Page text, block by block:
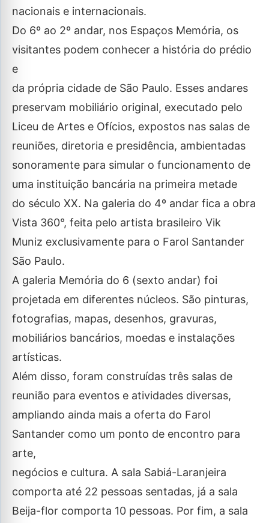
nacionais e internacionais.
Do 6º ao 2º andar, nos Espaços Memória, os
visitantes podem conhecer a história do prédio
e
da própria cidade de São Paulo. Esses andares
preservam mobiliário original, executado pelo
Liceu de Artes e Ofícios, expostos nas salas de
reuniões, diretoria e presidência, ambientadas
sonoramente para simular o funcionamento de
uma instituição bancária na primeira metade
do século XX. Na galeria do 4º andar fica a obra
Vista 360°, feita pelo artista brasileiro Vik
Muniz exclusivamente para o Farol Santander
São Paulo.
A galeria Memória do 6 (sexto andar) foi
projetada em diferentes núcleos. São pinturas,
fotografias, mapas, desenhos, gravuras,
mobiliários bancários, moedas e instalações
artísticas.
Além disso, foram construídas três salas de
reunião para eventos e atividades diversas,
ampliando ainda mais a oferta do Farol
Santander como um ponto de encontro para
arte,
negócios e cultura. A sala Sabiá-Laranjeira
comporta até 22 pessoas sentadas, já a sala
Beija-flor comporta 10 pessoas. Por fim, a sala